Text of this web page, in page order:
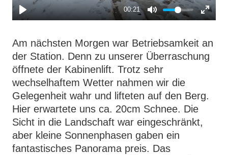
00:21
a
Am nächsten Morgen war Betriebsamkeit an
der Station. Denn zu unserer Überraschung
öffnete der Kabinenlift. Trotz sehr
wechselhaftem Wetter nahmen wir die
Gelegenheit wahr und lifteten auf den Berg.
Hier erwartete uns ca. 20cm Schnee. Die
Sicht in die Landschaft war eingeschränkt,
aber kleine Sonnenphasen gaben ein
fantastisches Panorama preis. Das